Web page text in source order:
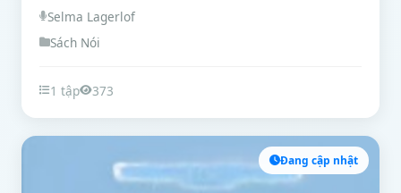
Selma Lagerlof
Sách Nói
1 tập 373
Đang cập nhật